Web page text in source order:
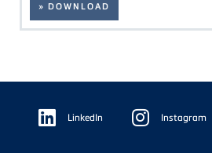
» DOWNLOAD
Floating
Sidebar LinkedIn Instagram